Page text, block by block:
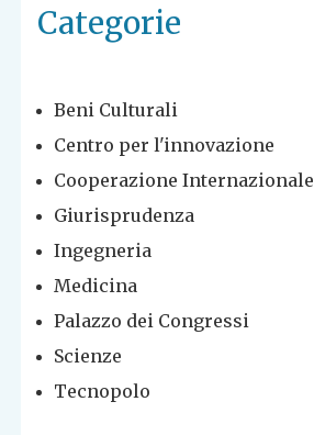
Categorie
Beni Culturali
Centro per l'innovazione
Cooperazione Internazionale
Giurisprudenza
Ingegneria
Medicina
Palazzo dei Congressi
Scienze
Tecnopolo